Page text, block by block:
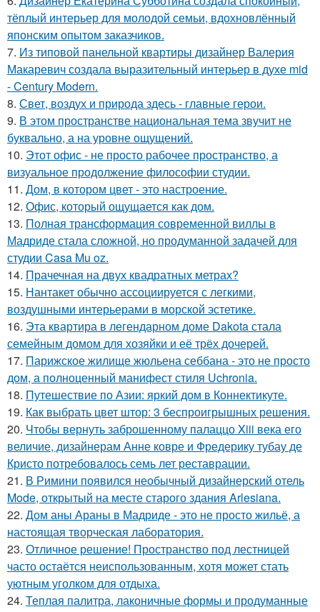
тёплый интерьер для молодой семьи, вдохновлённый
японским опытом заказчиков.
7. Из типовой панельной квартиры дизайнер Валерия
Макаревич создала выразительный интерьер в духе mid
- Century Modern.
8. Свет, воздух и природа здесь - главные герои.
9. В этом пространстве национальная тема звучит не
буквально, а на уровне ощущений.
10. Этот офис - не просто рабочее пространство, а
визуальное продолжение философии студии.
11. Дом, в котором цвет - это настроение.
12. Офис, который ощущается как дом.
13. Полная трансформация современной виллы в
Мадриде стала сложной, но продуманной задачей для
студии Casa Mu oz.
14. Прачечная на двух квадратных метрах?
15. Нантакет обычно ассоциируется с легкими,
воздушными интерьерами в морской эстетике.
16. Эта квартира в легендарном доме Dakota стала
семейным домом для хозяйки и её трёх дочерей.
17. Парижское жилище жюльена себбана - это не просто
дом, а полноценный манифест стиля Uchronia.
18. Путешествие по Азии: яркий дом в Коннектикуте.
19. Как выбрать цвет штор: 3 беспроигрышных решения.
20. Чтобы вернуть заброшенному палаццо Xiii века его
величие, дизайнерам Анне ковре и Фредерику тубау де
Кристо потребовалось семь лет реставрации.
21. В Римини появился необычный дизайнерский отель
Mode, открытый на месте старого здания Arlesiana.
22. Дом аны Араны в Мадриде - это не просто жильё, а
настоящая творческая лаборатория.
23. Отличное решение! Пространство под лестницей
часто остаётся неиспользованным, хотя может стать
уютным уголком для отдыха.
24. Теплая палитра, лаконичные формы и продуманные